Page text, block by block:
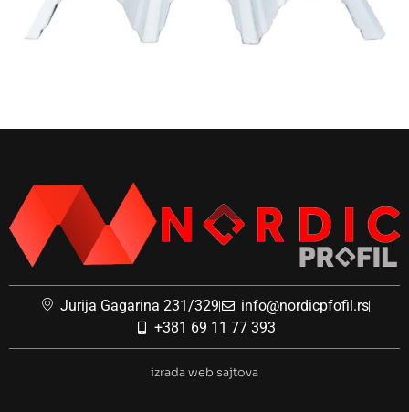
Jurija Gagarina 231/329
info@nordicpfofil.rs
+381 69 11 77 393
izrada web sajtova